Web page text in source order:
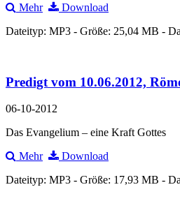
Mehr
Download
Dateityp: MP3 - Größe: 25,04 MB -
Predigt vom 10.06.2012,
06-10-2012
Das Evangelium – eine Kraft Gottes
Mehr
Download
Dateityp: MP3 - Größe: 17,93 MB -